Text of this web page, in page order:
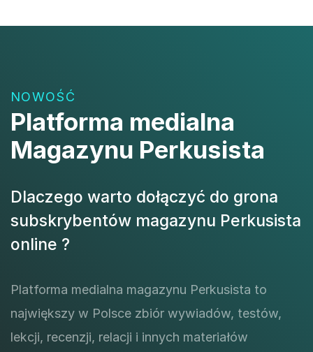
NOWOŚĆ
Platforma medialna
Magazynu Perkusista
Dlaczego warto dołączyć do grona
subskrybentów magazynu Perkusista
online ?
Platforma medialna magazynu Perkusista to
największy w Polsce zbiór wywiadów, testów,
lekcji, recenzji, relacji i innych materiałów